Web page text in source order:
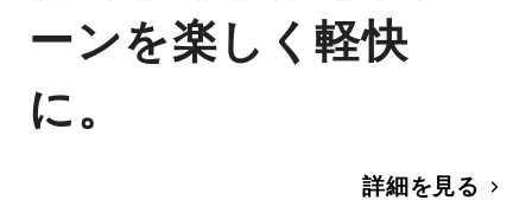
ーンを楽しく軽快
に。
詳細を見る